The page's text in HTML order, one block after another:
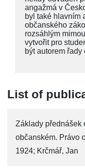
angažmá v
byl také hlavním
občanského
rozsáhlým
vytvořit pro
být autorem řady
List of
Základy přednášek
občanském. Právo
1924; Krčmář, Jan